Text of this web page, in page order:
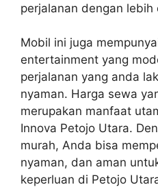
perjalanan dengan lebih
Mobil ini juga
entertainment yang
perjalanan yang anda
nyaman. Harga sewa
merupakan manfaat
Innova Petojo Utara.
murah, Anda bisa
nyaman, dan aman
keperluan di Petojo